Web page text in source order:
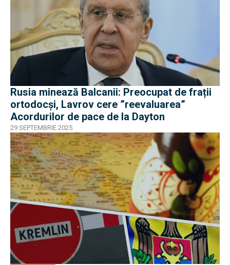
Rusia minează Balcanii: Preocupat de frații
ortodocși, Lavrov cere ”reevaluarea”
Acordurilor de pace de la Dayton
29 SEPTEMBRIE 2025
EXCLUSIV